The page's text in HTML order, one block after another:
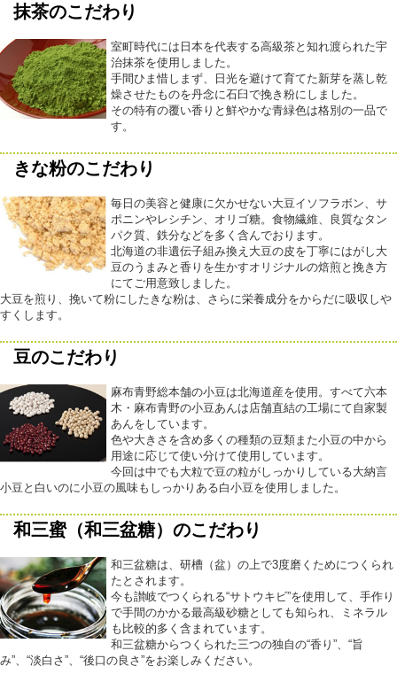
抹茶のこだわり
室町時代には日本を代表する高級茶と知れ渡られた宇
治抹茶を使用しました。
手間ひま惜しまず、日光を避けて育てた新芽を蒸し乾
燥させたものを丹念に石臼で挽き粉にしました。
その特有の覆い香りと鮮やかな青緑色は格別の一品で
す。
きな粉のこだわり
毎日の美容と健康に欠かせない大豆イソフラボン、サ
ポニンやレシチン、オリゴ糖。食物繊維、良質なタン
パク質、鉄分などを多く含んでおります。
北海道の非遺伝子組み換え大豆の皮を丁寧にはがし大
豆のうまみと香りを生かすオリジナルの焙煎と挽き方
にてご用意致しました。
大豆を煎り、挽いて粉にしたきな粉は、さらに栄養成分をからだに吸収しや
すくします。
豆のこだわり
麻布青野総本舗の小豆は北海道産を使用。すべて六本
木・麻布青野の小豆あんは店舗直結の工場にて自家製
あんをしています。
色や大きさを含め多くの種類の豆類また小豆の中から
用途に応じて使い分けて使用しています。
今回は中でも大粒で豆の粒がしっかりしている大納言
小豆と白いのに小豆の風味もしっかりある白小豆を使用しました。
和三蜜（和三盆糖）のこだわり
和三盆糖は、研槽（盆）の上で3度磨くためにつくられ
たとされます。
今も讃岐でつくられる“サトウキビ”を使用して、手作り
で手間のかかる最高級砂糖としても知られ、ミネラル
も比較的多く含まれています。
和三盆糖からつくられた三つの独自の“香り”、“旨
み”、“淡白さ”、“後口の良さ”をお楽しみください。